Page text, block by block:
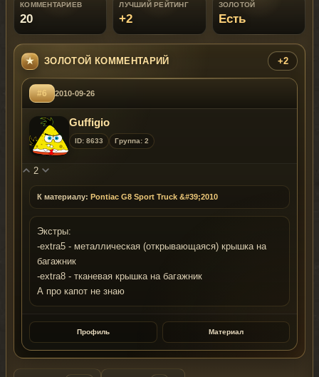
КОММЕНТАРИЕВ
20
ЛУЧШИЙ РЕЙТИНГ
+2
ЗОЛОТОЙ
Есть
ЗОЛОТОЙ КОММЕНТАРИЙ +2
#6 2010-09-26
Guffigio
ID: 8633 Группа: 2
2
К материалу: Pontiac G8 Sport Truck &#39;2010
Экстры:
-extra5 - металлическая (открывающаяся) крышка на
багажник
-extra8 - тканевая крышка на багажник
А про капот не знаю
Профиль Материал